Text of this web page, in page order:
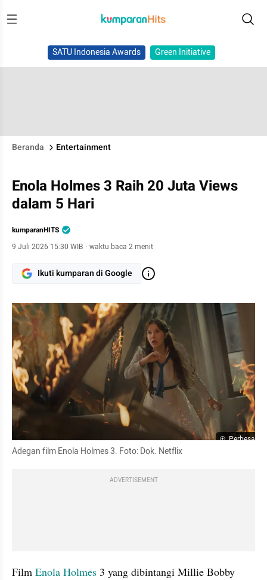
SATU Indonesia Awards Green Initiative
Beranda Entertainment
Enola Holmes 3 Raih 20 Juta Views
dalam 5 Hari
kumparanHITS
9 Juli 2026 15:30 WIB · waktu baca 2 menit
Ikuti kumparan di Google
Perbesar
Adegan film Enola Holmes 3. Foto: Dok. Netflix
ADVERTISEMENT
Film Enola Holmes 3 yang dibintangi Millie Bobby